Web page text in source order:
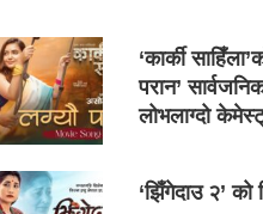
‘कार्की
परान’
लोभलाग्दो
‘झिँगेदाउ २’